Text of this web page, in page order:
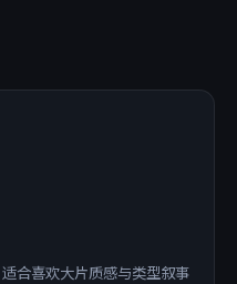
合喜欢大片质感与类型叙事